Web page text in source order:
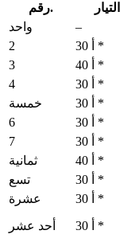
رقم. التيار
واحد
–
2
30 أ *
3
40 أ *
4
30 أ *
خمسة
30 أ *
6
30 أ *
7
30 أ *
ثمانية
40 أ *
تسع
30 أ *
عشرة
30 أ *
أحد عشر
30 أ *